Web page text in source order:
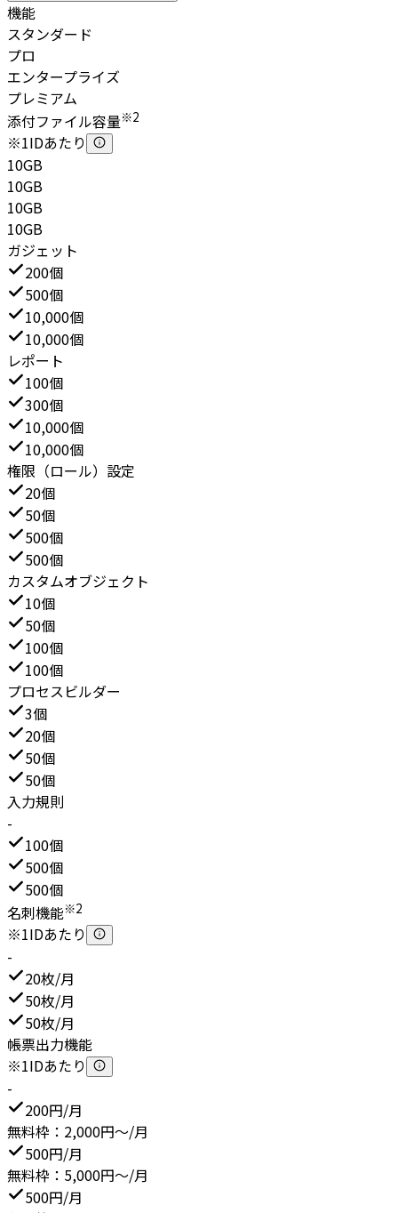
機能
スタンダード
プロ
エンタープライズ
プレミアム
添付ファイル容量※2
※1IDあたり
10GB
10GB
10GB
10GB
ガジェット
200個
500個
10,000個
10,000個
レポート
100個
300個
10,000個
10,000個
権限（ロール）設定
20個
50個
500個
500個
カスタムオブジェクト
10個
50個
100個
100個
プロセスビルダー
3個
20個
50個
50個
入力規則
-
100個
500個
500個
名刺機能※2
※1IDあたり
-
20枚/月
50枚/月
50枚/月
帳票出力機能
※1IDあたり
-
200円/月
無料枠：2,000円～/月
500円/月
無料枠：5,000円～/月
500円/月